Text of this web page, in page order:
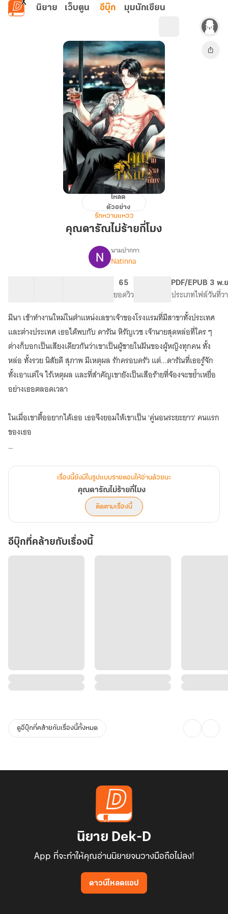
ข้ามไปยังเนื้อหาหลัก
นิยาย เว็บตูน อีบุ๊ก มุมนักเขียน
ณ
ไม่
โหลด
ตัวอย่าง
รักหวานแหวว
คุณดารัณไม่ร้ายกี่โมง
เรื่อง
ดารั
ณ
ไม่
ร้าย
กี่
โมง
นามปากกา
Natinna
65
ยอดวิว
PDF/EPUB
ประเภทไฟล์
3 พ.
วันที่ว
มีนา เข้าทำงานใหม่ในตำแหน่งเลขาเจ้าของโรงแรมที่มีสาขาทั้งประเทศ
และต่างประเทศ เธอได้พบกับ ดารัณ หิรัญเวช เจ้านายสุดหล่อที่ใคร ๆ
ต่างก็บอกเป็นเสียงเดียวกันว่าเขาเป็นผู้ชายในฝันของผู้หญิงทุกคน ทั้ง
หล่อ ทั้งรวย นิสัยดี สุภาพ มีเหตุผล รักครอบครัว แต่...ดารัณที่เธอรู้จัก
ทั้งเอาแต่ใจ ไร้เหตุผล และที่สำคัญเขายังเป็นเสือร้ายที่จ้องจะขย้ำเหยื่อ
อย่างเธอตลอดเวลา
ในเมื่อเขาตื้ออยากได้เธอ เธอจึงยอมให้เขาเป็น 'คู่นอนระยะยาว' คนแรก
ของเธอ
"...ถ้าคุณโอเคฉันก็จะยอมให้คุณเป็น คู่นอนระยะยาว ของฉัน"
ที่ผ่านมาเธอไม่เคยมีคู่นอนที่นอนด้วยกันซ้ำหลายครั้งเขาจะเป็นคนแรกที่
เธอยอมให้เป็นคู่นอนที่นอนด้วยซ้ำ ๆ
"คู่นอนระยะยาว?" เขาเลิกคิ้วถาม
"ใช่ ปกติฉันไม่นอนกับผู้ชายคนไหนซ้ำ แต่ถ้าคุณตกลงตามที่ฉันบอก
คุณจะเป็นคนแรกที่ฉันนอนด้วยซ้ำ ๆ"
เรื่องนี้ยังมีในรูปแบบรายตอนให้อ่านด้วยนะ
คุณดารัณไม่ร้ายกี่โมง
ติดตามเรื่องนี้
อีบุ๊กที่คล้ายกับเรื่องนี้
ดูอีบุ๊กที่คล้ายกับเรื่องนี้ทั้งหมด
นิยาย Dek-D
App ที่จะทำให้คุณอ่านนิยายจนวางมือถือไม่ลง!
ดาวน์โหลดแอป